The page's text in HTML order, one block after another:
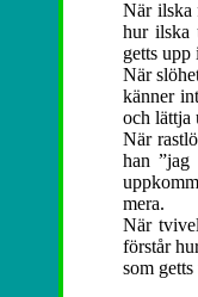
När ilska
hur ilska
getts upp
När
känner
och lättja
När
han ”jag
mera.
När
förstår
som